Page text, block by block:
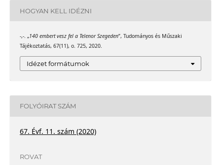
HOGYAN KELL IDÉZNI
-,-. „140 embert vesz fel a Telenor Szegeden”, Tudományos és Műszaki
Tájékoztatás, 67(11), o. 725, 2020.
Idézet formátumok
FOLYÓIRAT SZÁM
67. Évf. 11. szám (2020)
ROVAT